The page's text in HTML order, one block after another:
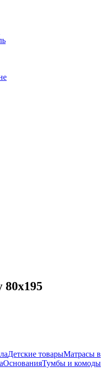
Детские товарыМатрасы в
ОснованияТумбы и комоды